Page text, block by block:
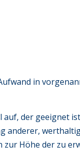
in
der geeignet
anderer,
Höhe der zu